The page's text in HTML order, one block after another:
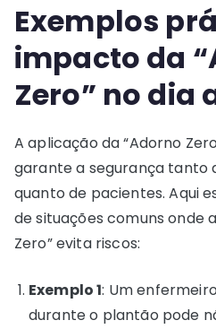
Exemplos
impacto da
Zero” no dia
A aplicação da “Adorno
garante a segurança tanto
quanto de pacientes. Aqui
de situações comuns onde
Zero” evita riscos:
Exemplo 1: Um
durante o plantão pode